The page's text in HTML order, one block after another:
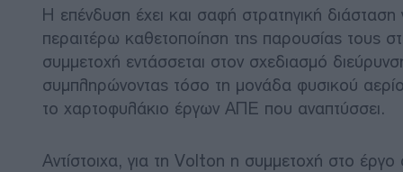
Η επένδυση έχει και σαφή στρατηγική
περαιτέρω καθετοποίηση της παρουσίας τους
συμμετοχή εντάσσεται στον σχεδιασμό
συμπληρώνοντας τόσο τη μονάδα φυσικού
το χαρτοφυλάκιο έργων ΑΠΕ που αναπτύσσει.
Αντίστοιχα, για τη Volton η συμμετοχή στο έργο